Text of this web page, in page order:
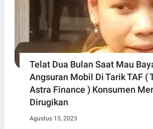
Telat Dua Bulan Saat Mau
Angsuran Mobil Di Tarik TAF (
Astra Finance ) Konsumen
Dirugikan
Agustus 15, 2023